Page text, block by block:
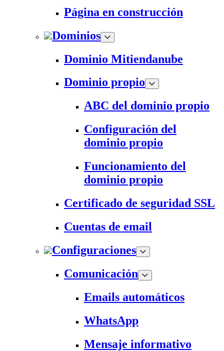
Página en construcción
Dominios
Dominio Mitiendanube
Dominio propio
ABC del dominio propio
Configuración del
dominio propio
Funcionamiento del
dominio propio
Certificado de seguridad SSL
Cuentas de email
Configuraciones
Comunicación
Emails automáticos
WhatsApp
Mensaje informativo